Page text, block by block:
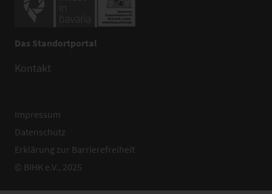
Das Standortportal
Kontakt
Impressum
Datenschutz
Erklärung zur Barrierefreiheit
© BIHK e.V., 2025